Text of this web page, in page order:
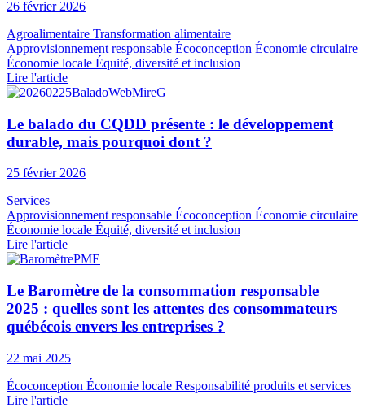
26 février 2026
Agroalimentaire Transformation alimentaire
Approvisionnement responsable Écoconception Économie circulaire
Économie locale Équité, diversité et inclusion
Lire l'article
Le balado du CQDD présente : le développement
durable, mais pourquoi dont ?
25 février 2026
Services
Approvisionnement responsable Écoconception Économie circulaire
Économie locale Équité, diversité et inclusion
Lire l'article
Le Baromètre de la consommation responsable
2025 : quelles sont les attentes des consommateurs
québécois envers les entreprises ?
22 mai 2025
Écoconception Économie locale Responsabilité produits et services
Lire l'article